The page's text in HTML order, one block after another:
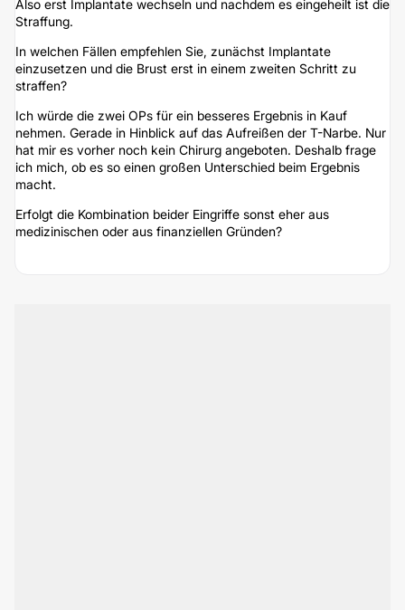
Also erst Implantate wechseln und nachdem es eingeheilt ist die
Straffung.
In welchen Fällen empfehlen Sie, zunächst Implantate
einzusetzen und die Brust erst in einem zweiten Schritt zu
straffen?
Ich würde die zwei OPs für ein besseres Ergebnis in Kauf
nehmen. Gerade in Hinblick auf das Aufreißen der T-Narbe. Nur
hat mir es vorher noch kein Chirurg angeboten. Deshalb frage
ich mich, ob es so einen großen Unterschied beim Ergebnis
macht.
Erfolgt die Kombination beider Eingriffe sonst eher aus
medizinischen oder aus finanziellen Gründen?